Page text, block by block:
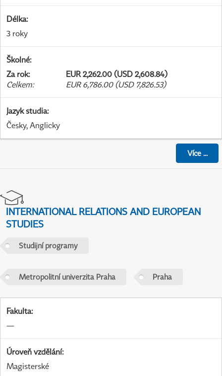
Délka:
3 roky
Školné:
Za rok:
EUR 2,262.00 (USD 2,608.84)
Celkem: EUR 6,786.00 (USD 7,826.53)
Jazyk studia:
Česky, Anglicky
Více...
INTERNATIONAL RELATIONS AND EUROPEAN
STUDIES
Studijní programy
Metropolitní univerzita Praha Praha
Fakulta:
—
Úroveň vzdělání:
Magisterské